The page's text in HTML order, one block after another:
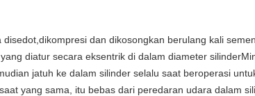
dan dikosongkan berulang kali
diatur secara eksentrik di dalam diameter
jatuh ke dalam silinder selalu saat beroperasi
yang sama, itu bebas dari peredaran udara dalam